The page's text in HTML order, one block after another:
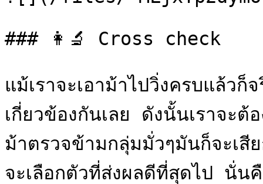
### 👩‍🔬 Cross check
แม้เราจะเอาม้าไปวิ่งครบแล้ว
เกี่ยวข้องกันเลย ดังนั้นเราจะ
ม้าตรวจข้ามกลุ่มมั่วๆมันก็จะเสี
จะเลือกตัวที่ส่งผลดีที่สุดไป นั่น